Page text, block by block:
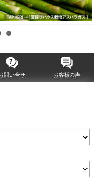
問い合せ お客様の声